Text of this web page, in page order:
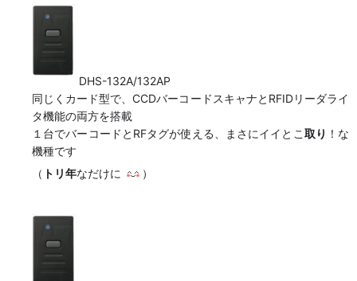
DHS-132A/132AP
同じくカード型で、CCDバーコードスキャナとRFIDリーダライ
タ機能の両方を搭載
１台でバーコードとRFタグが使える、まさにイイとこ 取り ！な
機種です
（ トリ年なだけに ）